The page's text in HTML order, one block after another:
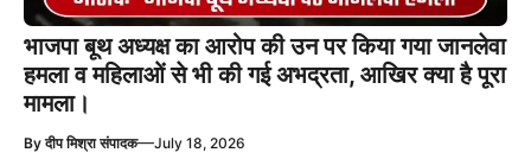
भाजपा बूथ अध्यक्ष का आरोप की उन पर किया गया जानलेवा
हमला व महिलाओं से भी की गई अभद्रता, आखिर क्या है पूरा
मामला।
Byदीप मिश्रा संपादक—July 18, 2026